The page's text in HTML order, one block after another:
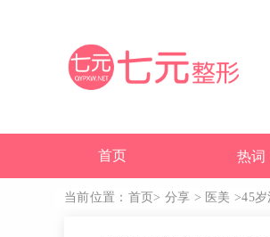
首页 热词
当前位置： 首页> 分享 > 医美 >45